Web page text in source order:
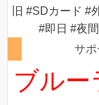
旧 #SDカード #
#即日 #夜
サポ
ブルー